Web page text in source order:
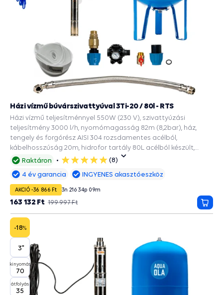
Raktáron
5
csillag
(8)
Házi vízmű búvárszivattyúval 3Ti-20 / 80l - RTS
Házi vízmű teljesítménnyel 550W (230 V), szivattyúzási
teljesítmény 3000 l/h, nyomómagasság 82m (8,2bar), ház,
tengely és forgórész AISI 304 rozsdamentes acélból,
kábelhosszúság 20m, hidrofor tartály 80L acélból készült,
EPDM ivóvíz zacskóval, a 90mm és szélesebb fúrásokba.
4 év garancia INGYENES akasztóeszköz
AKCIÓ -36 866 Ft 3n 21ó 34p 08m
199 997 Ft
163 132 Ft
-18%
3"
kinyomás
70
átfolyás
35